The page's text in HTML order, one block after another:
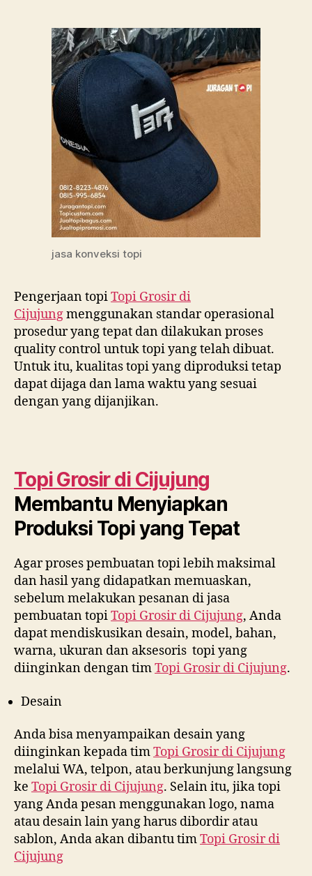
jasa konveksi topi
Pengerjaan topiTopi Grosir di
Cijujungmenggunakan standar operasional
prosedur yang tepat dan dilakukan proses
quality control untuk topi yang telah dibuat.
Untuk itu, kualitas topi yang diproduksi tetap
dapat dijaga dan lama waktu yang sesuai
dengan yang dijanjikan.
Topi Grosir di Cijujung
Membantu Menyiapkan
Produksi Topi yang Tepat
Agar proses pembuatan topi lebih maksimal
dan hasil yang didapatkan memuaskan,
sebelum melakukan pesanan di jasa
pembuatan topiTopi Grosir di Cijujung, Anda
dapat mendiskusikan desain, model, bahan,
warna, ukuran dan aksesoris topi yang
diinginkan dengan timTopi Grosir di Cijujung.
Desain
Anda bisa menyampaikan desain yang
diinginkan kepada timTopi Grosir di Cijujung
melalui WA, telpon, atau berkunjung langsung
ke Topi Grosir di Cijujung. Selain itu, jika topi
yang Anda pesan menggunakan logo, nama
atau desain lain yang harus dibordir atau
sablon, Anda akan dibantu timTopi Grosir di
Cijujung